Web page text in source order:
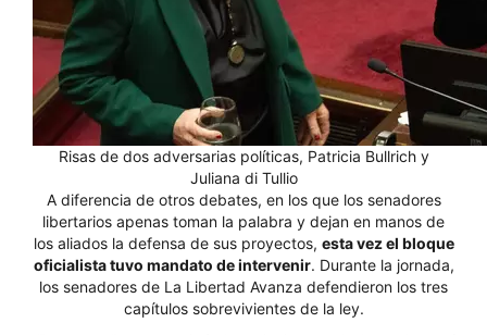
Risas de dos adversarias políticas, Patricia Bullrich y
Juliana di Tullio
A diferencia de otros debates, en los que los senadores
libertarios apenas toman la palabra y dejan en manos de
los aliados la defensa de sus proyectos, esta vez el bloque
oficialista tuvo mandato de intervenir. Durante la jornada,
los senadores de La Libertad Avanza defendieron los tres
capítulos sobrevivientes de la ley.